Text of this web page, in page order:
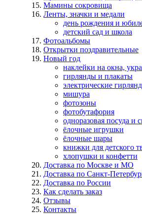
Мамины сокровища
Ленты, значки и медали
день рождения и
детский сад и школа
Фотоальбомы
Открытки поздравительные
Новый год
наклейки на окна,
гирлянды и плакаты
электрические
мишура
фотозоны
фотобутафория
одноразовая посуда и
ёлочные игрушки
ёлочные шары
книжки для детского
хлопушки и конфетти
Доставка по Москве и МО
Доставка по Санкт-
Доставка по России
Как сделать заказ
Отзывы
Контакты